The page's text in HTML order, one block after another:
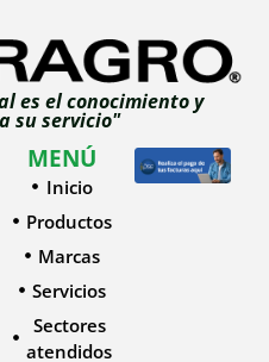
es el conocimiento y
su servicio"
MENÚ
Inicio
Productos
Marcas
Servicios
Sectores
atendidos